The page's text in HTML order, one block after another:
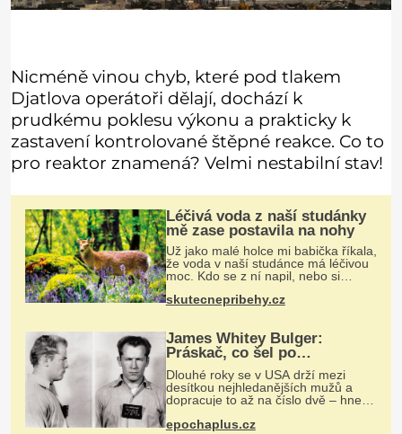
Nicméně vinou chyb, které pod tlakem
Djatlova operátoři dělají, dochází k
prudkému poklesu výkonu a prakticky k
zastavení kontrolované štěpné reakce. Co to
pro reaktor znamená? Velmi nestabilní stav!
Léčivá voda z naší studánky
mě zase postavila na nohy
Už jako malé holce mi babička říkala,
že voda v naší studánce má léčivou
moc. Kdo se z ní napil, nebo si
natrhal bylinky kolem, tomu se
ulevilo. Ráda vzpomínám na své
skutecnepribehy.cz
James Whitey Bulger:
Práskač, co šel po
práskačích
Dlouhé roky se v USA drží mezi
desítkou nejhledanějších mužů a
dopracuje to až na číslo dvě – hned
po Usámovi bin Ládinovi (1957–
2011). To je James „Whitey“ Bulger
epochaplus.cz